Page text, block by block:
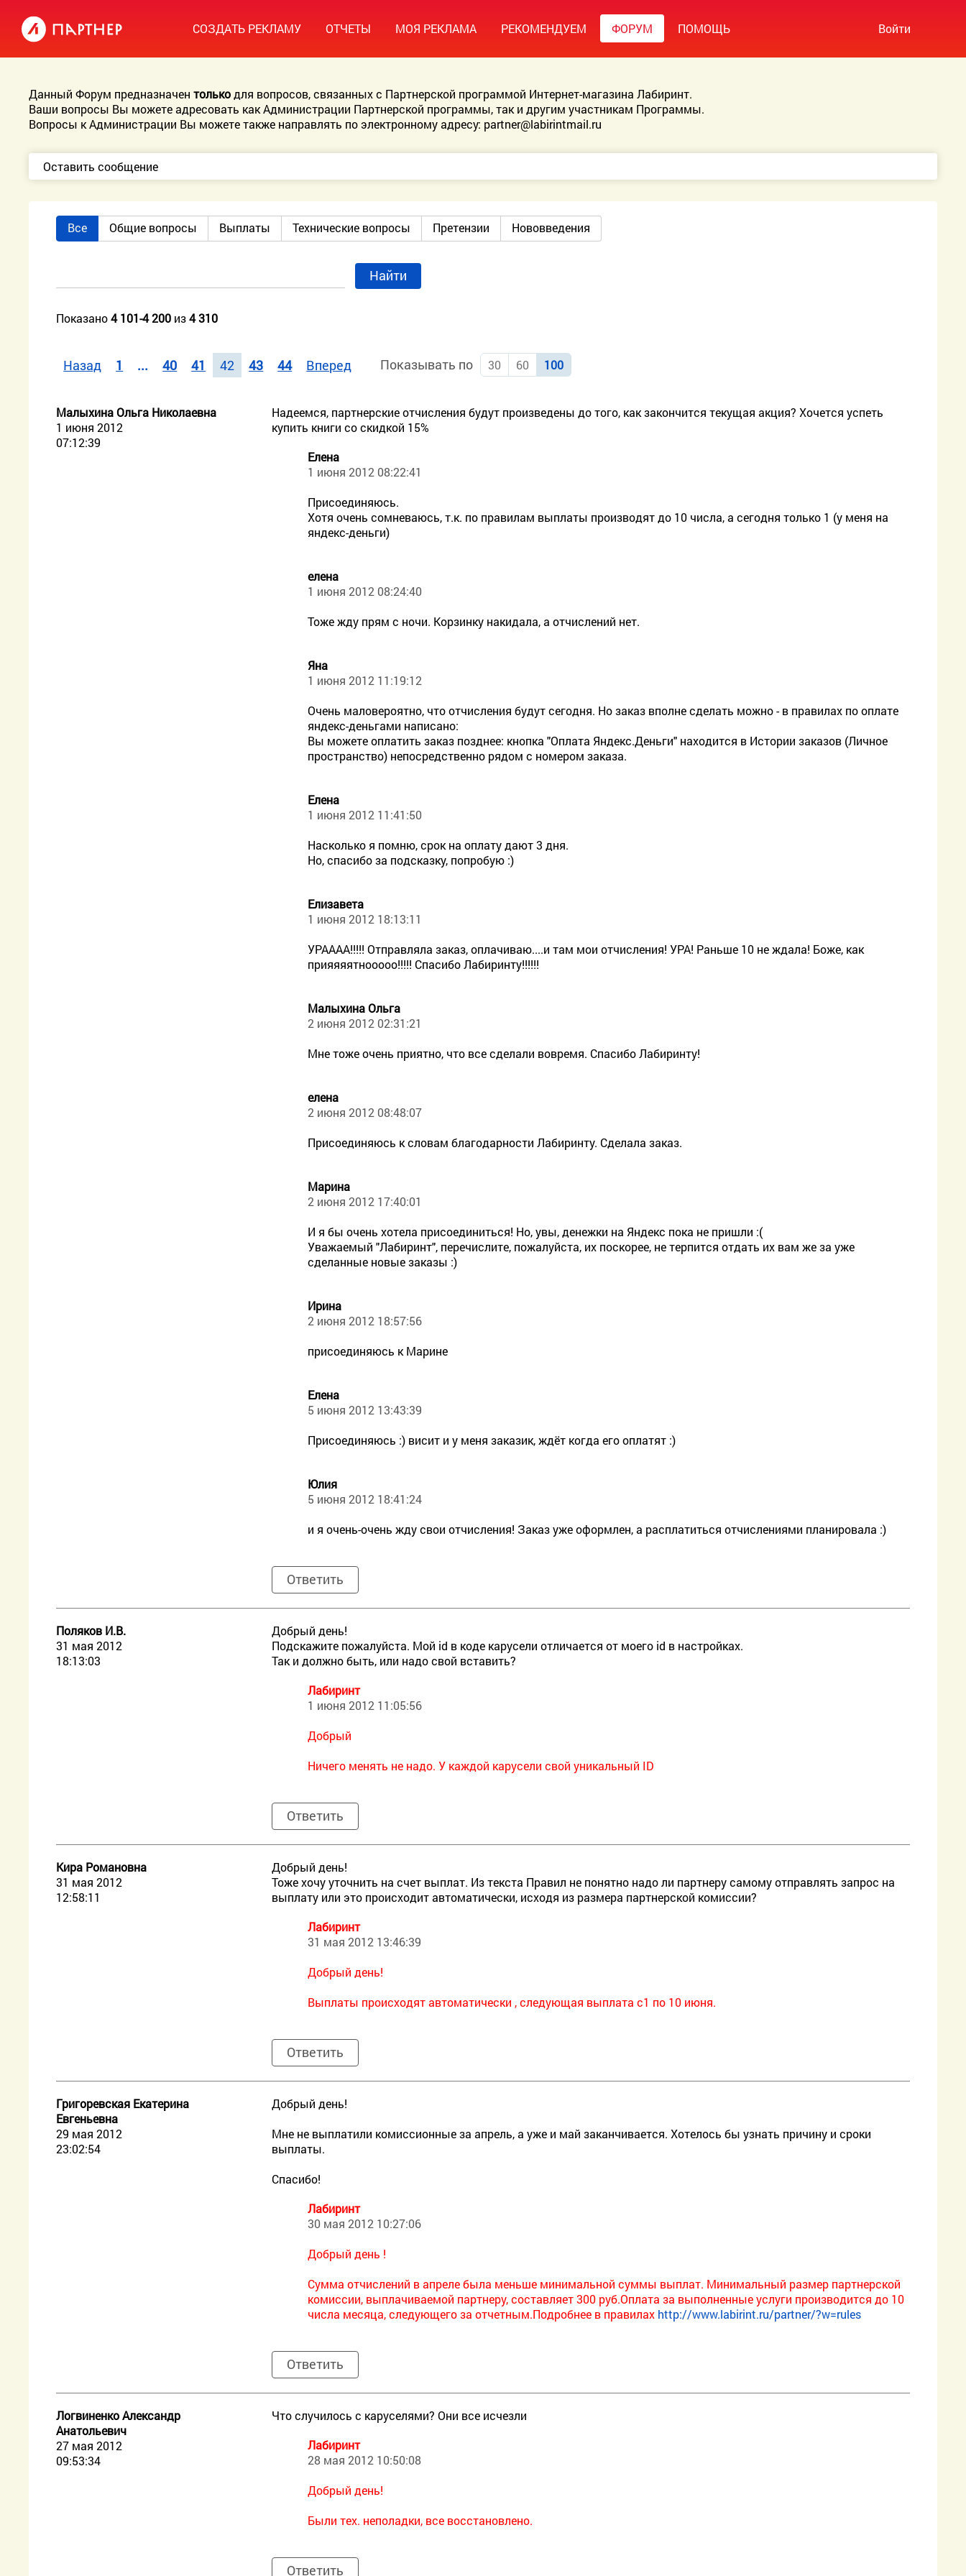
СОЗДАТЬ РЕКЛАМУ ОТЧЕТЫ МОЯ РЕКЛАМА РЕКОМЕНДУЕМ ФОРУМ ПОМОЩЬ Войти
Данный Форум предназначентолькодля вопросов, связанных с Партнерской программой Интернет-магазина Лабиринт.
Ваши вопросы Вы можете адресовать как Администрации Партнерской программы, так и другим участникам Программы.
Вопросы к Администрации Вы можете также направлять по электронному адресу: partner@labirintmail.ru
Оставить сообщение
Все Общие вопросы Выплаты Технические вопросы Претензии Нововведения
Найти
Показано4 101-4 200 из4 310
Назад 1 ... 40 41 42 43 44 Вперед Показывать по 30 60 100
Малыхина Ольга Николаевна
1 июня 2012
07:12:39
Надеемся, партнерские отчисления будут произведены до того, как закончится текущая акция? Хочется успеть
купить книги со скидкой 15%
Елена
1 июня 2012 08:22:41
Присоединяюсь.
Хотя очень сомневаюсь, т.к. по правилам выплаты производят до 10 числа, а сегодня только 1 (у меня на
яндекс-деньги)
елена
1 июня 2012 08:24:40
Тоже жду прям с ночи. Корзинку накидала, а отчислений нет.
Яна
1 июня 2012 11:19:12
Очень маловероятно, что отчисления будут сегодня. Но заказ вполне сделать можно - в правилах по оплате
яндекс-деньгами написано:
Вы можете оплатить заказ позднее: кнопка "Оплата Яндекс.Деньги" находится в Истории заказов (Личное
пространство) непосредственно рядом с номером заказа.
Елена
1 июня 2012 11:41:50
Насколько я помню, срок на оплату дают 3 дня.
Но, спасибо за подсказку, попробую :)
Елизавета
1 июня 2012 18:13:11
УРАААА!!!!! Отправляла заказ, оплачиваю....и там мои отчисления! УРА! Раньше 10 не ждала! Боже, как
прияяяятнооооо!!!!! Спасибо Лабиринту!!!!!!
Малыхина Ольга
2 июня 2012 02:31:21
Мне тоже очень приятно, что все сделали вовремя. Спасибо Лабиринту!
елена
2 июня 2012 08:48:07
Присоединяюсь к словам благодарности Лабиринту. Сделала заказ.
Марина
2 июня 2012 17:40:01
И я бы очень хотела присоединиться! Но, увы, денежки на Яндекс пока не пришли :(
Уважаемый "Лабиринт", перечислите, пожалуйста, их поскорее, не терпится отдать их вам же за уже
сделанные новые заказы :)
Ирина
2 июня 2012 18:57:56
присоединяюсь к Марине
Елена
5 июня 2012 13:43:39
Присоединяюсь :) висит и у меня заказик, ждёт когда его оплатят :)
Юлия
5 июня 2012 18:41:24
и я очень-очень жду свои отчисления! Заказ уже оформлен, а расплатиться отчислениями планировала :)
Ответить
Поляков И.В.
31 мая 2012
18:13:03
Добрый день!
Подскажите пожалуйста. Мой id в коде карусели отличается от моего id в настройках.
Так и должно быть, или надо свой вставить?
Лабиринт
1 июня 2012 11:05:56
Добрый
Ничего менять не надо. У каждой карусели свой уникальный ID
Ответить
Кира Романовна
31 мая 2012
12:58:11
Добрый день!
Тоже хочу уточнить на счет выплат. Из текста Правил не понятно надо ли партнеру самому отправлять запрос на
выплату или это происходит автоматически, исходя из размера партнерской комиссии?
Лабиринт
31 мая 2012 13:46:39
Добрый день!
Выплаты происходят автоматически , следующая выплата с1 по 10 июня.
Ответить
Григоревская Екатерина
Евгеньевна
29 мая 2012
23:02:54
Добрый день!
Мне не выплатили комиссионные за апрель, а уже и май заканчивается. Хотелось бы узнать причину и сроки
выплаты.
Спасибо!
Лабиринт
30 мая 2012 10:27:06
Добрый день !
Сумма отчислений в апреле была меньше минимальной суммы выплат. Минимальный размер партнерской
комиссии, выплачиваемой партнеру, составляет 300 руб.Оплата за выполненные услуги производится до 10
числа месяца, следующего за отчетным.Подробнее в правилах http://www.labirint.ru/partner/?w=rules
Ответить
Логвиненко Александр
Анатольевич
27 мая 2012
09:53:34
Что случилось с каруселями? Они все исчезли
Лабиринт
28 мая 2012 10:50:08
Добрый день!
Были тех. неполадки, все восстановлено.
Ответить